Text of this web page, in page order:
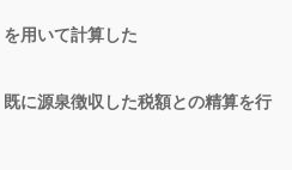
用いて計算した
既に源泉徴収した税額との精算を行